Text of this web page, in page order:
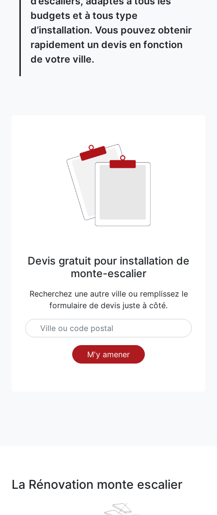
budgets et à tous type
d’installation. Vous pouvez obtenir
rapidement un devis en fonction
de votre ville.
Devis gratuit pour installation de
monte-escalier
Recherchez une autre ville ou remplissez le
formulaire de devis juste à côté.
M'y amener
La Rénovation monte escalier